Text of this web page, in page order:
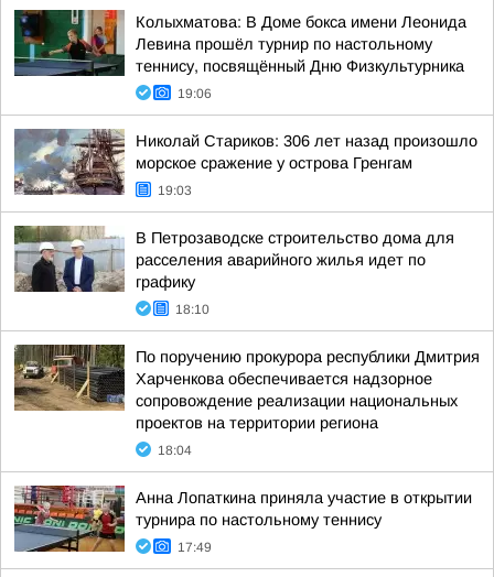
Колыхматова: В Доме бокса имени Леонида
Левина прошёл турнир по настольному
теннису, посвящённый Дню Физкультурника
19:06
Николай Стариков: 306 лет назад произошло
морское сражение у острова Гренгам
19:03
В Петрозаводске строительство дома для
расселения аварийного жилья идет по
графику
18:10
По поручению прокурора республики Дмитрия
Харченкова обеспечивается надзорное
сопровождение реализации национальных
проектов на территории региона
18:04
Анна Лопаткина приняла участие в открытии
турнира по настольному теннису
17:49